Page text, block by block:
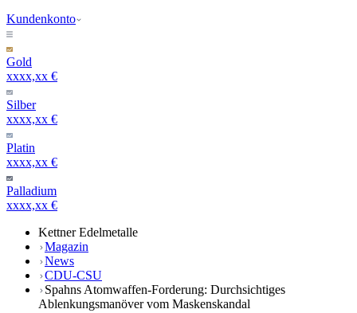
Kundenkonto
Gold
xxxx,xx €
Silber
xxxx,xx €
Platin
xxxx,xx €
Palladium
xxxx,xx €
Kettner Edelmetalle
Magazin
News
CDU-CSU
Spahns Atomwaffen-Forderung: Durchsichtiges
Ablenkungsmanöver vom Maskenskandal